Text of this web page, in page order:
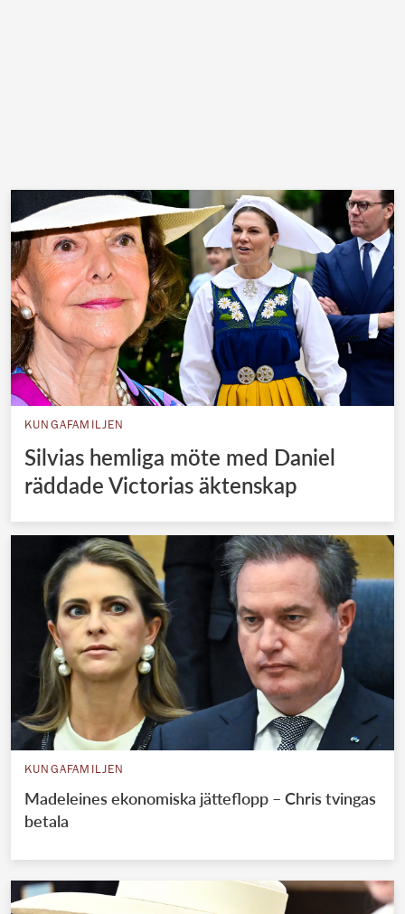
KUNGAFAMILJEN
Silvias hemliga möte med Daniel
räddade Victorias äktenskap
KUNGAFAMILJEN
Madeleines ekonomiska jätteflopp – Chris tvingas
betala